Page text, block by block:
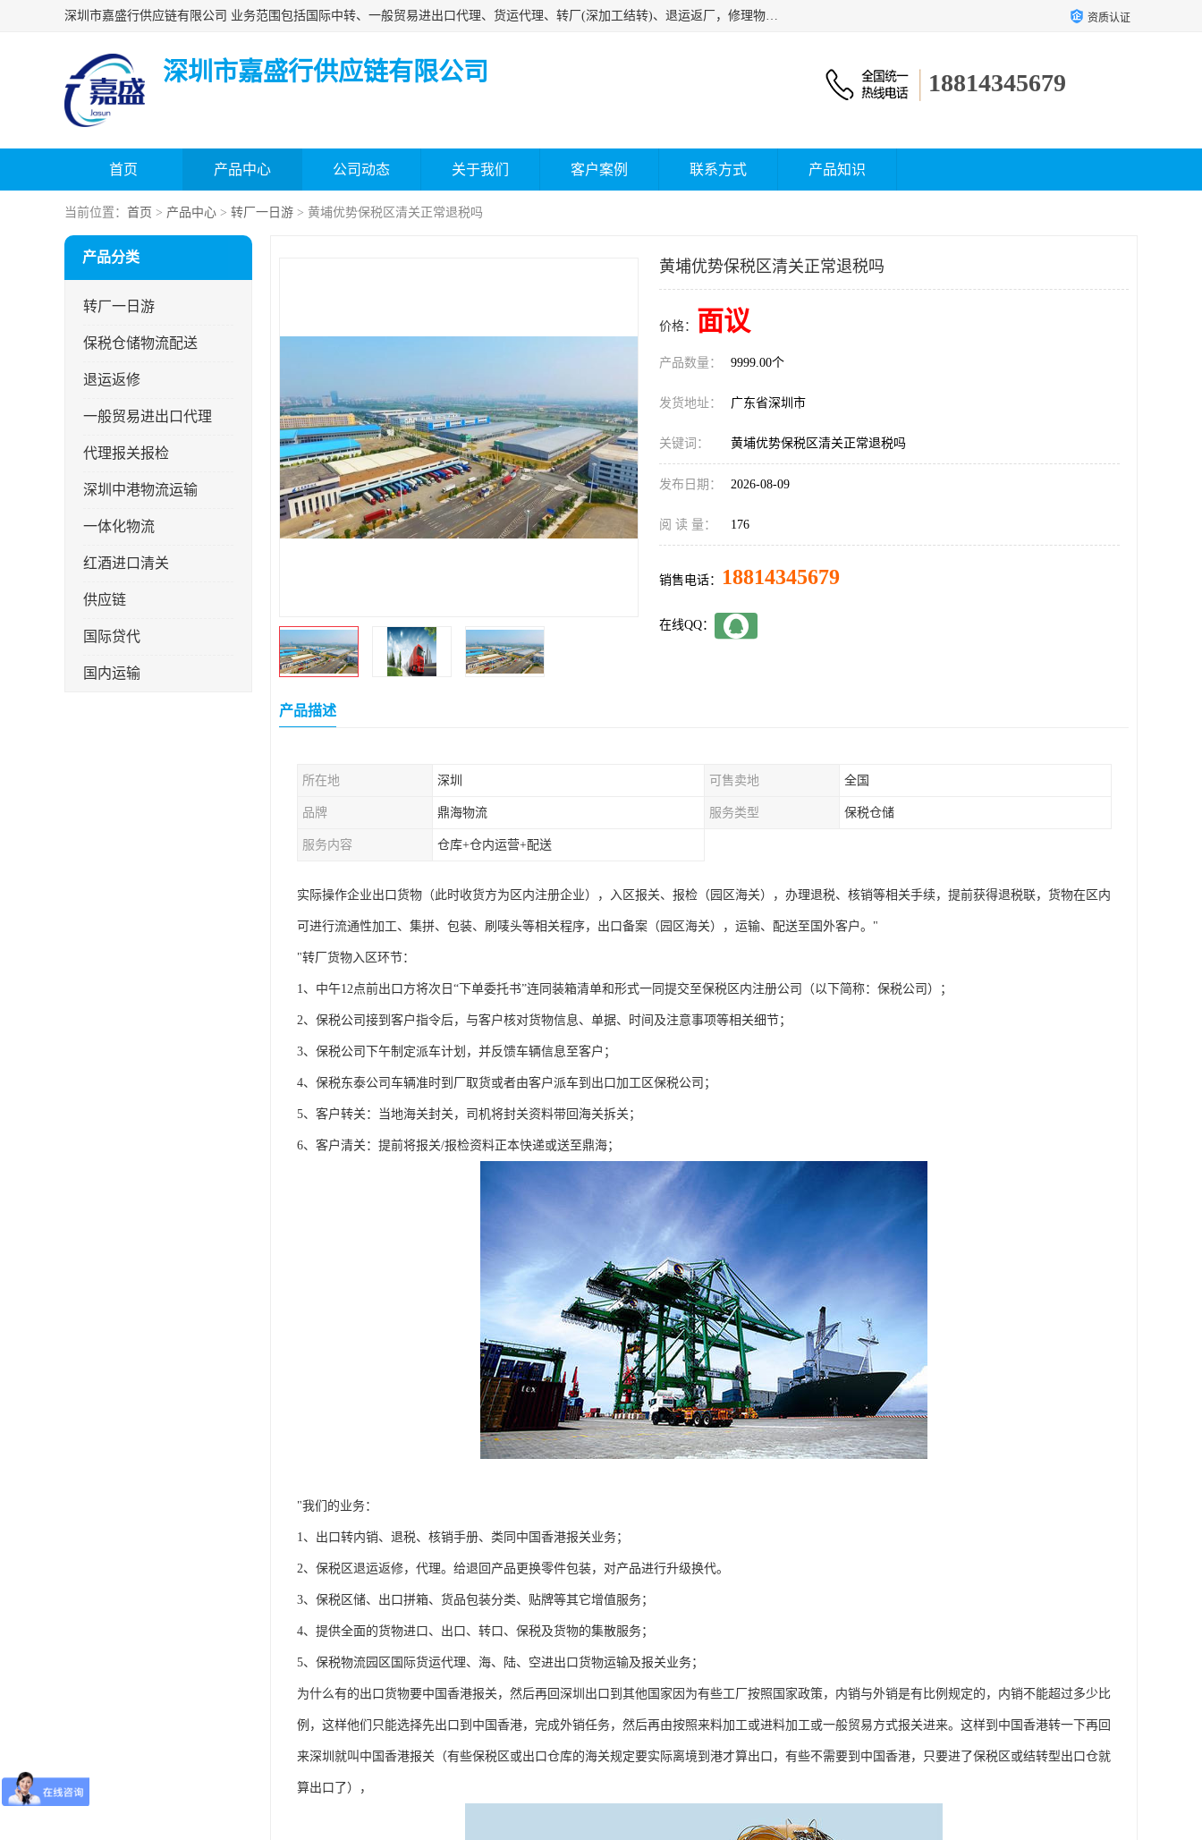
深圳市嘉盛行供应链有限公司 业务范围包括国际中转、一般贸易进出口代理、货运代理、转厂(深加工结转)、退运返厂，修理物品、直接退运、简单加工、更换包装、食品化妆品贴标进口、通关保税仓储，保税生产加工，香港仓库、中港运输专拼货运等服务 资质认证
深圳市嘉盛行供应链有限公司 18814345679
首页 产品中心 公司动态 关于我们 客户案例 联系方式 产品知识
当前位置： 首页 > 产品中心 > 转厂一日游 > 黄埔优势保税区清关正常退税吗
产品分类
转厂一日游
保税仓储物流配送
退运返修
一般贸易进出口代理
代理报关报检
深圳中港物流运输
一体化物流
红酒进口清关
供应链
国际贷代
国内运输
黄埔优势保税区清关正常退税吗
价格： 面议
产品数量： 9999.00个
发货地址： 广东省深圳市
关键词： 黄埔优势保税区清关正常退税吗
发布日期： 2026-08-09
阅 读 量： 176
销售电话： 18814345679
在线QQ：
产品描述
所在地 深圳 可售卖地 全国
品牌 鼎海物流 服务类型 保税仓储
服务内容 仓库+仓内运营+配送
实际操作企业出口货物（此时收货方为区内注册企业），入区报关、报检（园区海关），办理退税、核销等相关手续，提前获得退税联，货物在区内
可进行流通性加工、集拼、包装、刷唛头等相关程序，出口备案（园区海关），运输、配送至国外客户。"
"转厂货物入区环节：
1、中午12点前出口方将次日“下单委托书”连同装箱清单和形式一同提交至保税区内注册公司（以下简称：保税公司）；
2、保税公司接到客户指令后，与客户核对货物信息、单据、时间及注意事项等相关细节；
3、保税公司下午制定派车计划，并反馈车辆信息至客户；
4、保税东泰公司车辆准时到厂取货或者由客户派车到出口加工区保税公司；
5、客户转关：当地海关封关，司机将封关资料带回海关拆关；
6、客户清关：提前将报关/报检资料正本快递或送至鼎海；
"我们的业务：
1、出口转内销、退税、核销手册、类同中国香港报关业务；
2、保税区退运返修，代理。给退回产品更换零件包装，对产品进行升级换代。
3、保税区储、出口拼箱、货品包装分类、贴牌等其它增值服务；
4、提供全面的货物进口、出口、转口、保税及货物的集散服务；
5、保税物流园区国际货运代理、海、陆、空进出口货物运输及报关业务；
为什么有的出口货物要中国香港报关，然后再回深圳出口到其他国家因为有些工厂按照国家政策，内销与外销是有比例规定的，内销不能超过多少比
例，这样他们只能选择先出口到中国香港，完成外销任务，然后再由按照来料加工或进料加工或一般贸易方式报关进来。这样到中国香港转一下再回
来深圳就叫中国香港报关（有些保税区或出口仓库的海关规定要实际离境到港才算出口，有些不需要到中国香港，只要进了保税区或结转型出口仓就
算出口了），